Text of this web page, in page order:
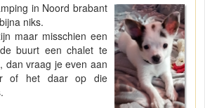
in Noord brabant
niks.
maar misschien een
buurt een chalet te
dan vraag je even aan
of het daar op die